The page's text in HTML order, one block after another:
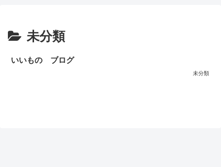
未分類
いいもの ブログ
未分類